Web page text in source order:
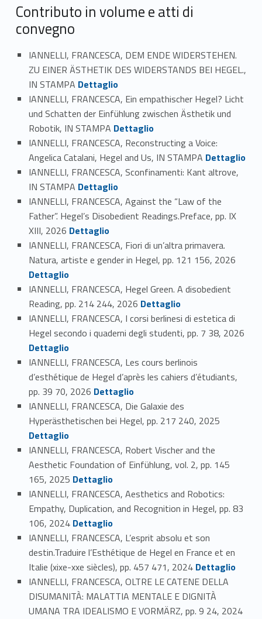
Contributo in volume e atti di
convegno
IANNELLI, FRANCESCA, DEM ENDE WIDERSTEHEN.
ZU EINER ÄSTHETIK DES WIDERSTANDS BEI HEGEL.,
IN STAMPA Link identifier #identifier_person_47662-85
Dettaglio
IANNELLI, FRANCESCA, Ein empathischer Hegel? Licht
und Schatten der Einfühlung zwischen Ästhetik und
Robotik, IN STAMPA Link identifier #identifier_person_173642-86
Dettaglio
IANNELLI, FRANCESCA, Reconstructing a Voice:
Angelica Catalani, Hegel and Us, IN STAMPA Link identifier #identifier_person_100066-87
Dettaglio
IANNELLI, FRANCESCA, Sconfinamenti: Kant altrove,
IN STAMPA Link identifier #identifier_person_8985-88
Dettaglio
IANNELLI, FRANCESCA, Against the “Law of the
Father”. Hegel’s Disobedient Readings.Preface, pp. IX
XIII, 2026 Link identifier #identifier_person_152190-89
Dettaglio
IANNELLI, FRANCESCA, Fiori di un’altra primavera.
Natura, artiste e gender in Hegel, pp. 121 156, 2026
Dettaglio
IANNELLI, FRANCESCA, Hegel Green. A disobedient
Reading, pp. 214 244, 2026 Link identifier #identifier_person_54474-91
Dettaglio
IANNELLI, FRANCESCA, I corsi berlinesi di estetica di
Hegel secondo i quaderni degli studenti, pp. 7 38, 2026
Link identifier #identifier_person_197860-92
Dettaglio
IANNELLI, FRANCESCA, Les cours berlinois
d’esthétique de Hegel d’après les cahiers d’étudiants,
pp. 39 70, 2026 Link identifier #identifier_person_12224-93
Dettaglio
IANNELLI, FRANCESCA, Die Galaxie des
Hyperästhetischen bei Hegel, pp. 217 240, 2025
Dettaglio
IANNELLI, FRANCESCA, Robert Vischer and the
Aesthetic Foundation of Einfühlung, vol. 2, pp. 145
165, 2025 Link identifier #identifier_person_128107-95
Dettaglio
IANNELLI, FRANCESCA, Aesthetics and Robotics:
Empathy, Duplication, and Recognition in Hegel, pp. 83
106, 2024 Link identifier #identifier_person_182731-96
Dettaglio
IANNELLI, FRANCESCA, L’esprit absolu et son
destin.Traduire l’Esthétique de Hegel en France et en
Italie (xixe-xxe siècles), pp. 457 471, 2024 Link identifier #identifier_person_137160-97
Dettaglio
IANNELLI, FRANCESCA, OLTRE LE CATENE DELLA
DISUMANITÀ: MALATTIA MENTALE E DIGNITÀ
UMANA TRA IDEALISMO E VORMÄRZ, pp. 9 24, 2024